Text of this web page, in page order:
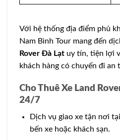
Với hệ thống địa điểm phủ
Nam Bình Tour mang đến
Rover Đà Lạt uy tín, tiện lợi
khách hàng có chuyến đi an
Cho Thuê Xe Land
24/7
Dịch vụ giao xe tận nơi
bến xe hoặc khách sạn.